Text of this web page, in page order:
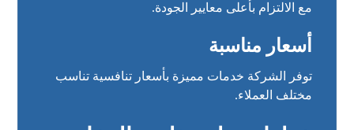
مع الالتزام بأعلى معايير الجودة.
أسعار مناسبة
توفر الشركة خدمات مميزة بأسعار تنافسية تناسب
مختلف العملاء.